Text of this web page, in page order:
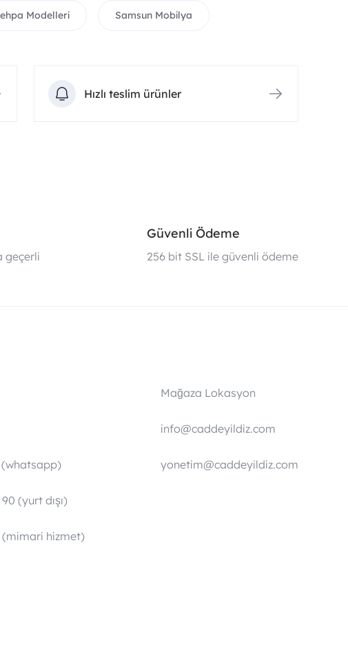
Modelleri Samsun Mobilya
Hızlı teslim ürünler
geçerli
Güvenli Ödeme
256 bit SSL ile güvenli ödeme
(whatsapp)
(yurt dışı)
(mimari hizmet)
Mağaza Lokasyon
info@caddeyildiz.com
yonetim@caddeyildiz.com